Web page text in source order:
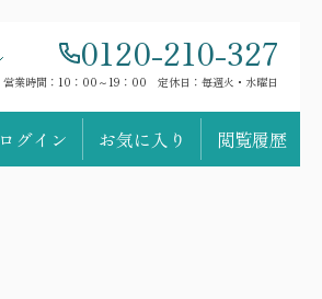
0120-210-327
営業時間：10：00～19：00 定休日：毎週火・水曜日
ログイン お気に入り 閲覧履歴